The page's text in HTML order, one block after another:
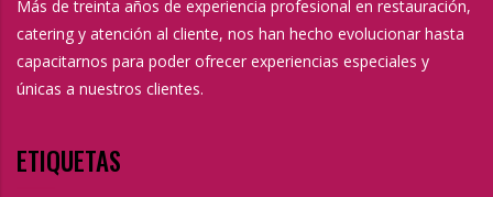
Más de treinta años de experiencia profesional en restauración,
catering y atención al cliente, nos han hecho evolucionar hasta
capacitarnos para poder ofrecer experiencias especiales y
únicas a nuestros clientes.
ETIQUETAS